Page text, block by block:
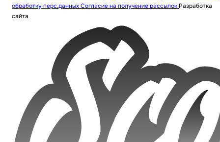
обработку перс.данныхСогласие на получение рассылок Разработка
сайта